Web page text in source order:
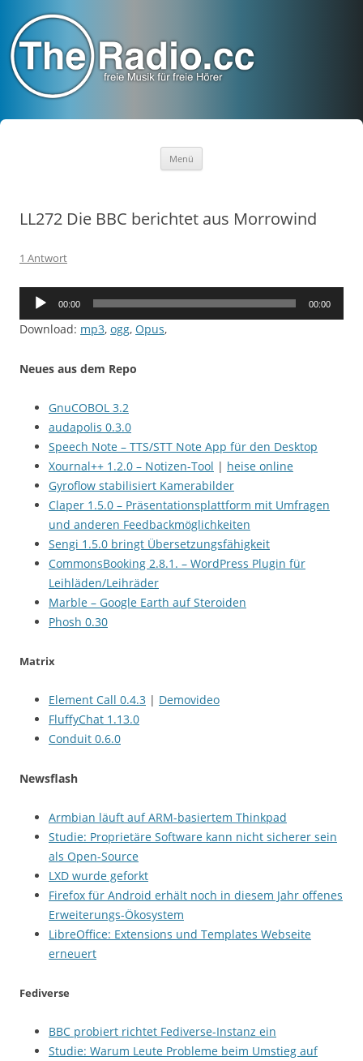
Menü
LL272 Die BBC berichtet aus Morrowind
1 Antwort
Audio-
00:00 00:00
Download: mp3, ogg, Opus,
Neues aus dem Repo
GnuCOBOL 3.2
audapolis 0.3.0
Speech Note – TTS/STT Note App für den Desktop
Xournal++ 1.2.0 – Notizen-Tool | heise online
Gyroflow stabilisiert Kamerabilder
Claper 1.5.0 – Präsentationsplattform mit Umfragen
und anderen Feedbackmöglichkeiten
Sengi 1.5.0 bringt Übersetzungsfähigkeit
CommonsBooking 2.8.1. – WordPress Plugin für
Leihläden/Leihräder
Marble – Google Earth auf Steroiden
Phosh 0.30
Matrix
Element Call 0.4.3 | Demovideo
FluffyChat 1.13.0
Conduit 0.6.0
Newsflash
Armbian läuft auf ARM-basiertem Thinkpad
Studie: Proprietäre Software kann nicht sicherer sein
als Open-Source
LXD wurde geforkt
Firefox für Android erhält noch in diesem Jahr offenes
Erweiterungs-Ökosystem
LibreOffice: Extensions und Templates Webseite
erneuert
Fediverse
BBC probiert richtet Fediverse-Instanz ein
Studie: Warum Leute Probleme beim Umstieg auf